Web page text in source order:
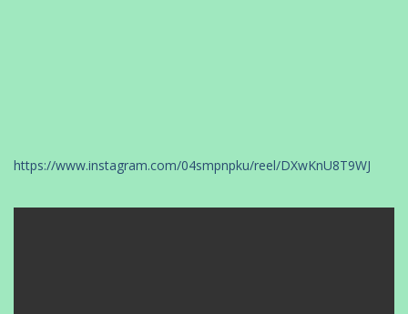
https://www.instagram.com/04smpnpku/reel/DXwKnU8T9WJ